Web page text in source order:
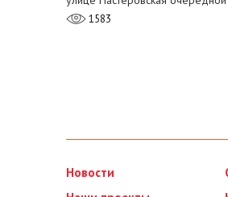
1583
Новости